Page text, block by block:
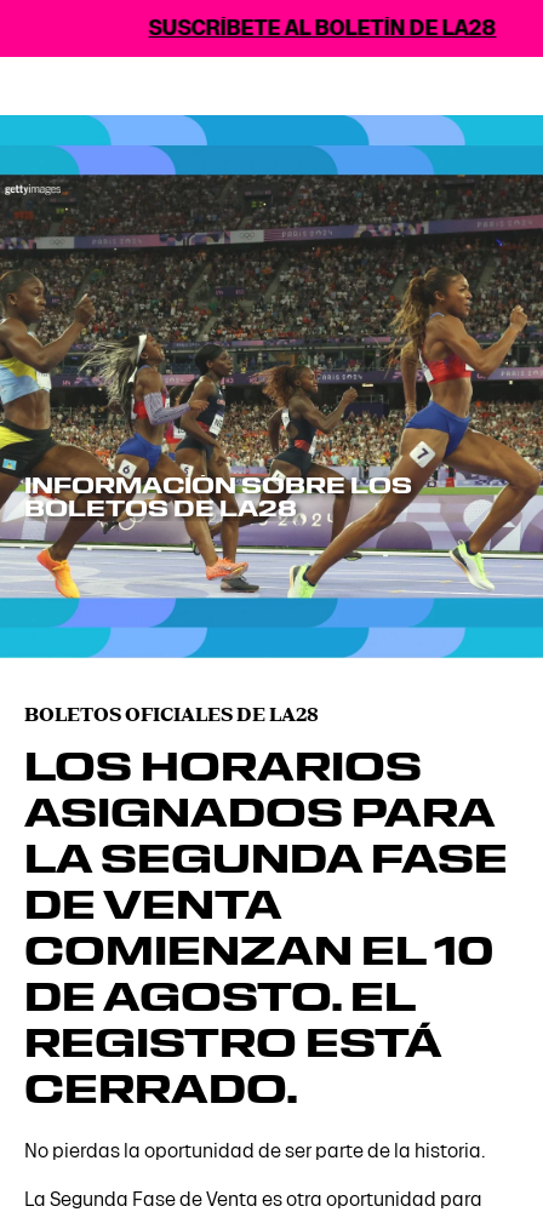
SUSCRÍBETE AL BOLETÍN DE LA28
INFORMACIÓN SOBRE LOS
BOLETOS DE LA28
BOLETOS OFICIALES DE LA28
LOS HORARIOS
ASIGNADOS PARA
LA SEGUNDA FASE
DE VENTA
COMIENZAN EL 10
DE AGOSTO. EL
REGISTRO ESTÁ
CERRADO.
No pierdas la oportunidad de ser parte de la historia.
La Segunda Fase de Venta es otra oportunidad para